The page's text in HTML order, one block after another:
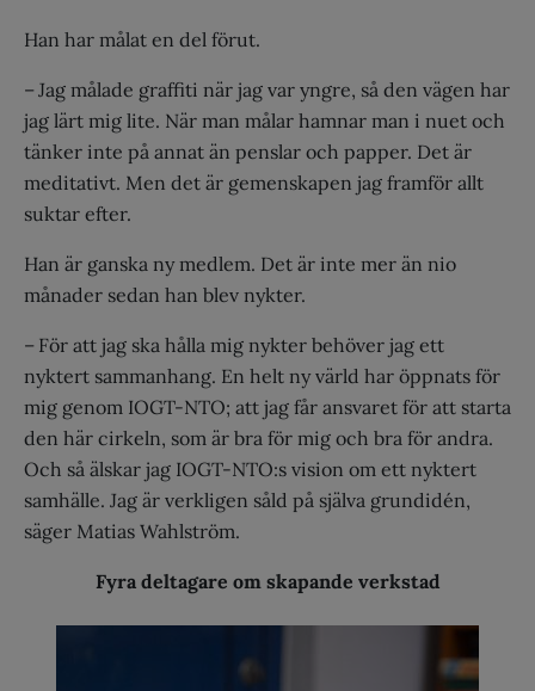
Han har målat en del förut.
– Jag målade graffiti när jag var yngre, så den vägen har
jag lärt mig lite. När man målar hamnar man i nuet och
tänker inte på annat än penslar och papper. Det är
meditativt. Men det är gemenskapen jag framför allt
suktar efter.
Han är ganska ny medlem. Det är inte mer än nio
månader sedan han blev nykter.
– För att jag ska hålla mig nykter behöver jag ett
nyktert sammanhang. En helt ny värld har öppnats för
mig genom IOGT-NTO; att jag får ansvaret för att starta
den här cirkeln, som är bra för mig och bra för andra.
Och så älskar jag IOGT-NTO:s vision om ett nyktert
samhälle. Jag är verkligen såld på själva grundidén,
säger Matias Wahlström.
Fyra deltagare om skapande verkstad